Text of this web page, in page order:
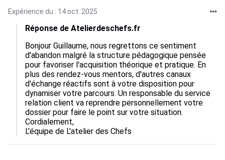
Expérience du : 14 oct. 2025
Réponse de Atelierdeschefs.fr
Bonjour Guillaume, nous regrettons ce sentiment
d'abandon malgré la structure pédagogique pensée
pour favoriser l'acquisition théorique et pratique. En
plus des rendez-vous mentors, d'autres canaux
d'échange réactifs sont à votre disposition pour
dynamiser votre parcours. Un responsable du service
relation client va reprendre personnellement votre
dossier pour faire le point sur votre situation.
Cordialement,
L'équipe de L'atelier des Chefs